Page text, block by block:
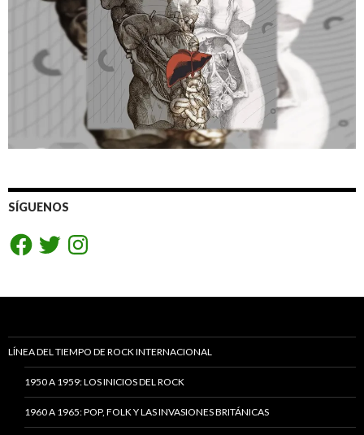
SÍGUENOS
FacebookTwitterInstagram
LÍNEA DEL TIEMPO DE ROCK INTERNACIONAL
1950 A 1959: LOS INICIOS DEL ROCK
1960 A 1965: POP, FOLK Y LAS INVASIONES BRITÁNICAS